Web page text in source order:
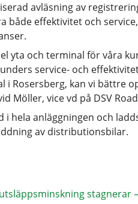
avläsning av
effektivitet och
yta och terminal för våra
service- och
Rosersberg, kan vi bättre
Möller, vice vd på DSV
i hela anläggningen och
av distributionsbilar.
stagnerar